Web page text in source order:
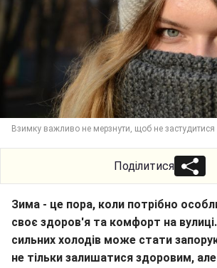
Взимку важливо не мерзнути, щоб не
Поділитися
Зима - це пора, коли потрібно
своє здоров'я та комфорт на
сильних холодів може стати
не тільки залишатися здоровим,